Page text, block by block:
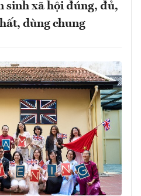
sinh xã hội đúng, đủ,
dùng chung